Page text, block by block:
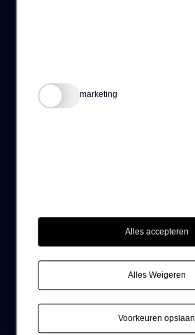
+31 85 210 60 44
KvK - 91751071
Algemene voorwaarden
Privacybeleid
marketing
Alles accepteren
Alles Weigeren
Voorkeuren opslaan